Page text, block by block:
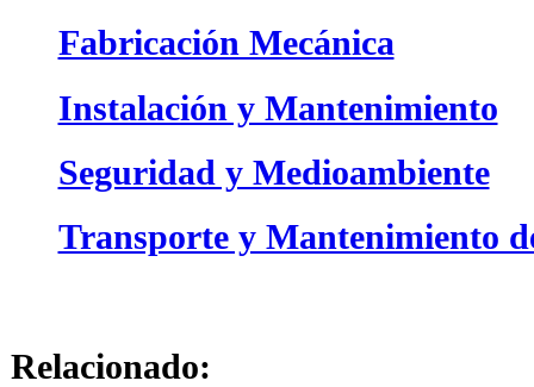
Fabricación Mecánica
Instalación y Mantenimiento
Seguridad y Medioambiente
Transporte y Mantenimiento
Relacionado: